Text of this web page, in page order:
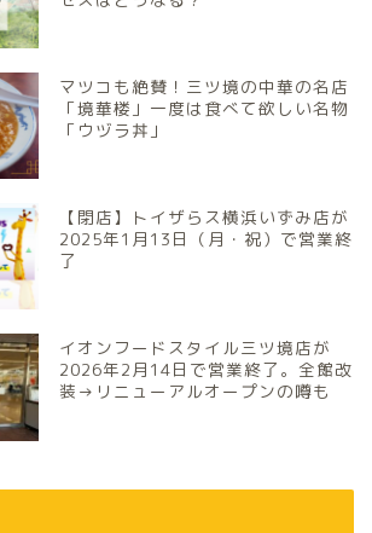
マツコも絶賛！三ツ境の中華の名店
「境華楼」一度は食べて欲しい名物
「ウヅラ丼」
【閉店】トイザらス横浜いずみ店が
2025年1月13日（月・祝）で営業終
了
イオンフードスタイル三ツ境店が
2026年2月14日で営業終了。全館改
装→リニューアルオープンの噂も